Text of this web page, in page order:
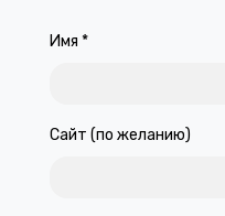
Имя *
Сайт (по желанию)